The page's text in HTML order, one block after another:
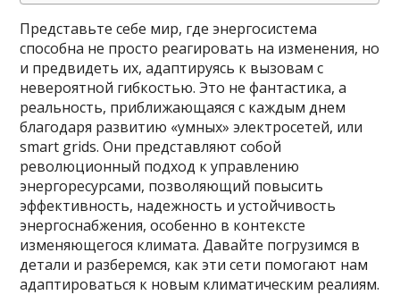
Представьте себе мир, где энергосистема
способна не просто реагировать на изменения, но
и предвидеть их, адаптируясь к вызовам с
невероятной гибкостью. Это не фантастика, а
реальность, приближающаяся с каждым днем
благодаря развитию «умных» электросетей, или
smart grids. Они представляют собой
революционный подход к управлению
энергоресурсами, позволяющий повысить
эффективность, надежность и устойчивость
энергоснабжения, особенно в контексте
изменяющегося климата. Давайте погрузимся в
детали и разберемся, как эти сети помогают нам
адаптироваться к новым климатическим реалиям.